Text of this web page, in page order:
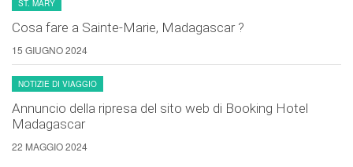
ST. MARY
Cosa fare a Sainte-Marie, Madagascar ?
15 GIUGNO 2024
NOTIZIE DI VIAGGIO
Annuncio della ripresa del sito web di Booking Hotel
Madagascar
22 MAGGIO 2024